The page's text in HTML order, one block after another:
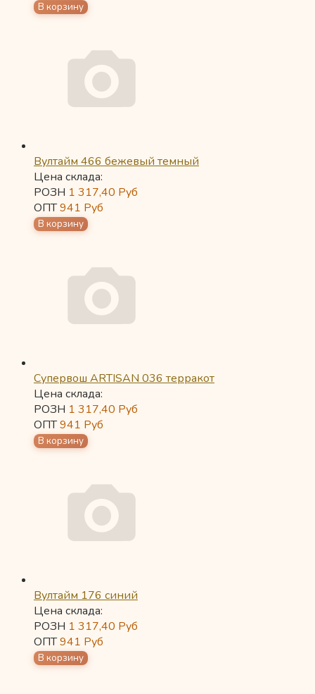
Вултайм 466 бежевый темный
Цена склада:
РОЗН 1 317,40 Руб
ОПТ941 Руб
Супервош ARTISAN 036 терракот
Цена склада:
РОЗН 1 317,40 Руб
ОПТ941 Руб
Вултайм 176 синий
Цена склада:
РОЗН 1 317,40 Руб
ОПТ941 Руб